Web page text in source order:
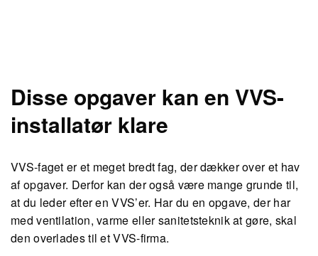
Disse opgaver kan en VVS-
installatør klare
VVS-faget er et meget bredt fag, der dækker over et hav
af opgaver. Derfor kan der også være mange grunde til,
at du leder efter en VVS’er. Har du en opgave, der har
med ventilation, varme eller sanitetsteknik at gøre, skal
den overlades til et VVS-firma.